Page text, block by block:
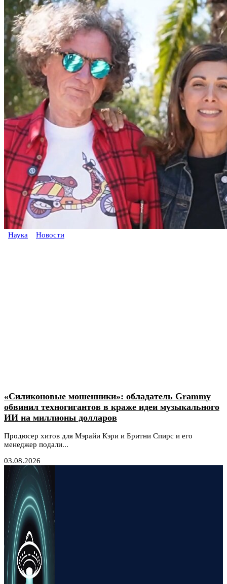
Наука Новости
«Силиконовые мошенники»: обладатель Grammy
обвинил техногигантов в краже идеи музыкального
ИИ на миллионы долларов
Продюсер хитов для Мэрайи Кэри и Бритни Спирс и его
менеджер подали...
03.08.2026